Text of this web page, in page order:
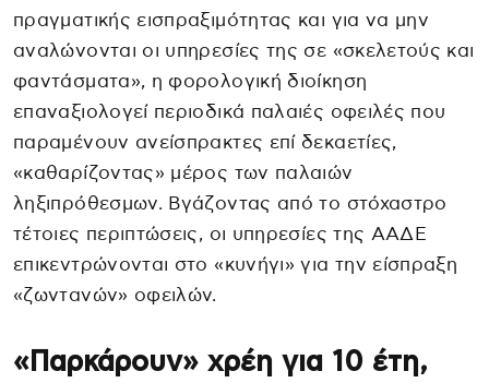
πραγματικής εισπραξιμότητας και για να μην
αναλώνονται οι υπηρεσίες της σε «σκελετούς και
φαντάσματα», η φορολογική διοίκηση
επαναξιολογεί περιοδικά παλαιές οφειλές που
παραμένουν ανείσπρακτες επί δεκαετίες,
«καθαρίζοντας» μέρος των παλαιών
ληξιπρόθεσμων. Βγάζοντας από το στόχαστρο
τέτοιες περιπτώσεις, οι υπηρεσίες της ΑΑΔΕ
επικεντρώνονται στο «κυνήγι» για την είσπραξη
«ζωντανών» οφειλών.
«Παρκάρουν» χρέη για 10 έτη,